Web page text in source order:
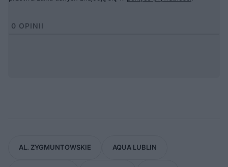
0 OPINII
AL. ZYGMUNTOWSKIE AQUA LUBLIN